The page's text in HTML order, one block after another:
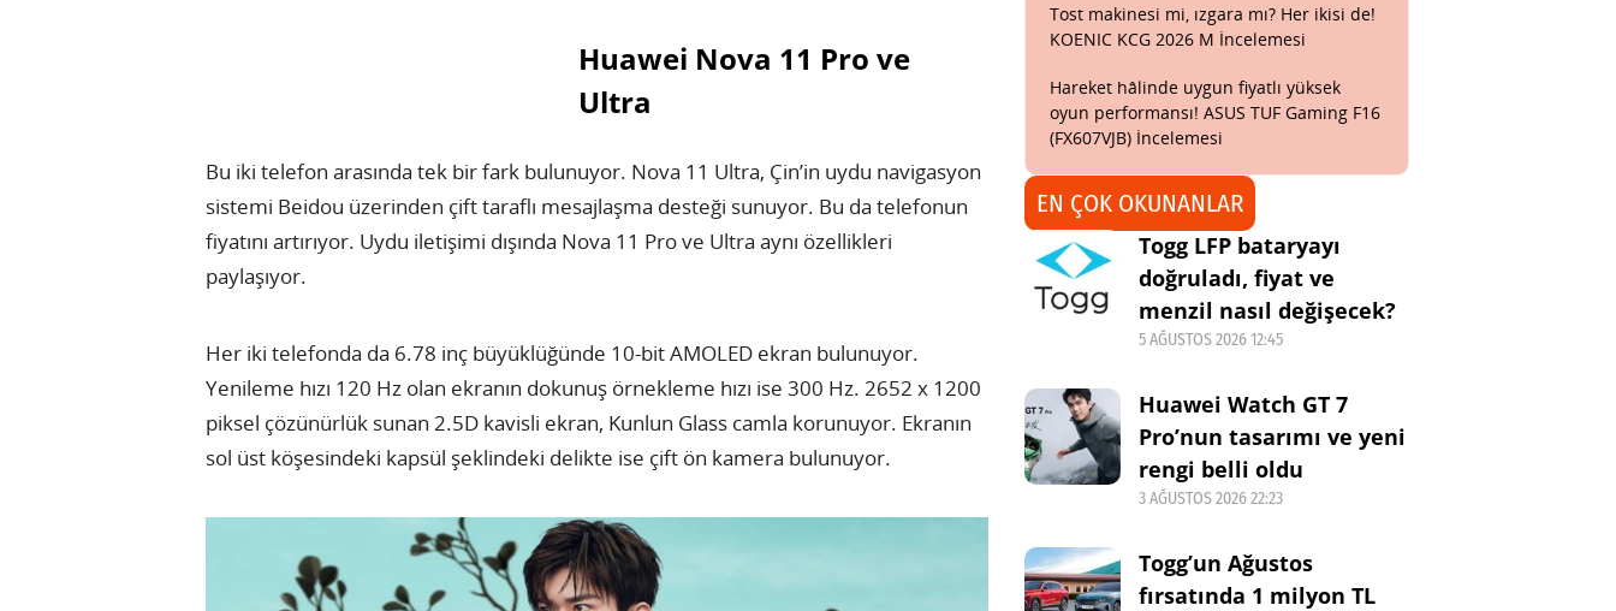
Huawei Nova 11 Pro ve
Ultra
Bu iki telefon arasında tek bir fark bulunuyor. Nova 11 Ultra, Çin’in uydu navigasyon
sistemi Beidou üzerinden çift taraflı mesajlaşma desteği sunuyor. Bu da telefonun
fiyatını artırıyor. Uydu iletişimi dışında Nova 11 Pro ve Ultra aynı özellikleri
paylaşıyor.
Her iki telefonda da 6.78 inç büyüklüğünde 10-bit AMOLED ekran bulunuyor.
Yenileme hızı 120 Hz olan ekranın dokunuş örnekleme hızı ise 300 Hz. 2652 x 1200
piksel çözünürlük sunan 2.5D kavisli ekran, Kunlun Glass camla korunuyor. Ekranın
sol üst köşesindeki kapsül şeklindeki delikte ise çift ön kamera bulunuyor.
Tost makinesi mi, ızgara mı? Her ikisi de!
KOENIC KCG 2026 M İncelemesi
Hareket hâlinde uygun fiyatlı yüksek
oyun performansı! ASUS TUF Gaming F16
(FX607VJB) İncelemesi
EN ÇOK OKUNANLAR
Togg LFP bataryayı
doğruladı, fiyat ve
menzil nasıl değişecek?
5 AĞUSTOS 2026 12:45
Huawei Watch GT 7
Pro’nun tasarımı ve yeni
rengi belli oldu
3 AĞUSTOS 2026 22:23
Togg’un Ağustos
fırsatında 1 milyon TL